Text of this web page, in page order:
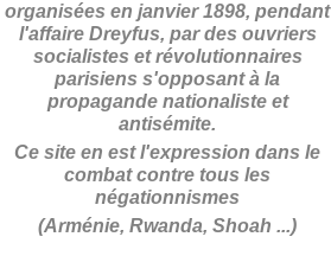
organisées en janvier 1898, pendant
l'affaire Dreyfus, par des ouvriers
socialistes et révolutionnaires
parisiens s'opposant à la
propagande nationaliste et
antisémite.
Ce site en est l'expression dans le
combat contre tous les
négationnismes
(Arménie, Rwanda, Shoah ...)